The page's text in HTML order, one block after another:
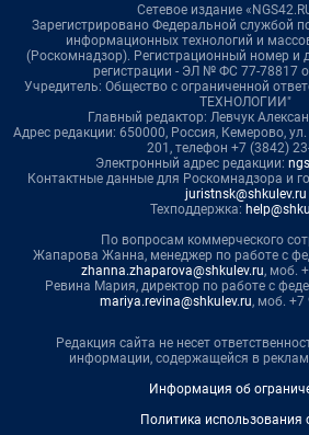
Сетевое издание
Зарегистрировано Федеральной службой
информационных технологий и
(Роскомнадзор). Регистрационный номер и
регистрации - ЭЛ № ФС 77-78817
Учредитель: Общество с ограниченной
ТЕХНОЛОГИИ"
Главный редактор: Левчук
Адрес редакции: 650000, Россия, Кемерово,
201, телефон +7 (3842)
Электронный адрес редакции:
Контактные данные для Роскомнадзора и
juristnsk@shkulev.ru
Техподдержка:
По вопросам коммерческого
Жапарова Жанна, менеджер по работе с
zhanna.zhaparova@shkulev.ru, моб.
Ревина Мария, директор по работе с
mariya.revina@shkulev.ru, моб. +7
Редакция сайта не несет
информации, содержащейся в
Информация об
Политика использования